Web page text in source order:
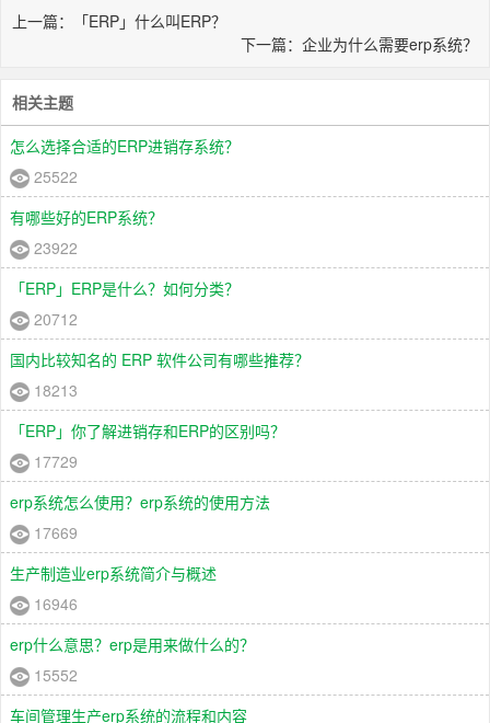
上一篇：「ERP」什么叫ERP？
下一篇：企业为什么需要erp系统？
相关主题
怎么选择合适的ERP进销存系统？
25522
有哪些好的ERP系统？
23922
「ERP」ERP是什么？如何分类？
20712
国内比较知名的 ERP 软件公司有哪些推荐？
18213
「ERP」你了解进销存和ERP的区别吗？
17729
erp系统怎么使用？erp系统的使用方法
17669
生产制造业erp系统简介与概述
16946
erp什么意思？erp是用来做什么的？
15552
车间管理生产erp系统的流程和内容